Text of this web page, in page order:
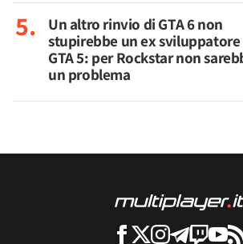
Un altro rinvio di GTA 6 non
stupirebbe un ex
GTA 5: per Rockstar non
un problema